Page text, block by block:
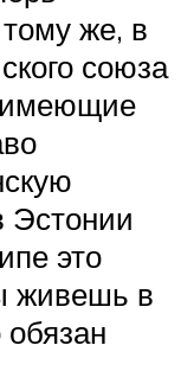
же, в
союза
имеющие
Эстонии
это
живешь в